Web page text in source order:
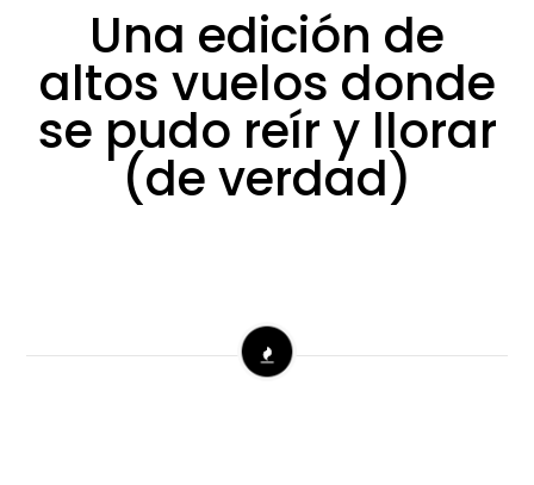
Una edición de
altos vuelos donde
se pudo reír y llorar
(de verdad)